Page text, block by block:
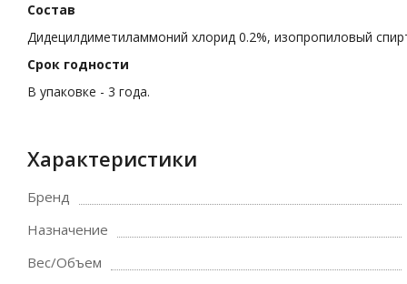
Состав
Дидецилдиметиламмоний хлорид 0.2%, изопропиловый
Срок годности
В упаковке - 3 года.
Характеристики
Бренд
Назначение
Вес/Объем